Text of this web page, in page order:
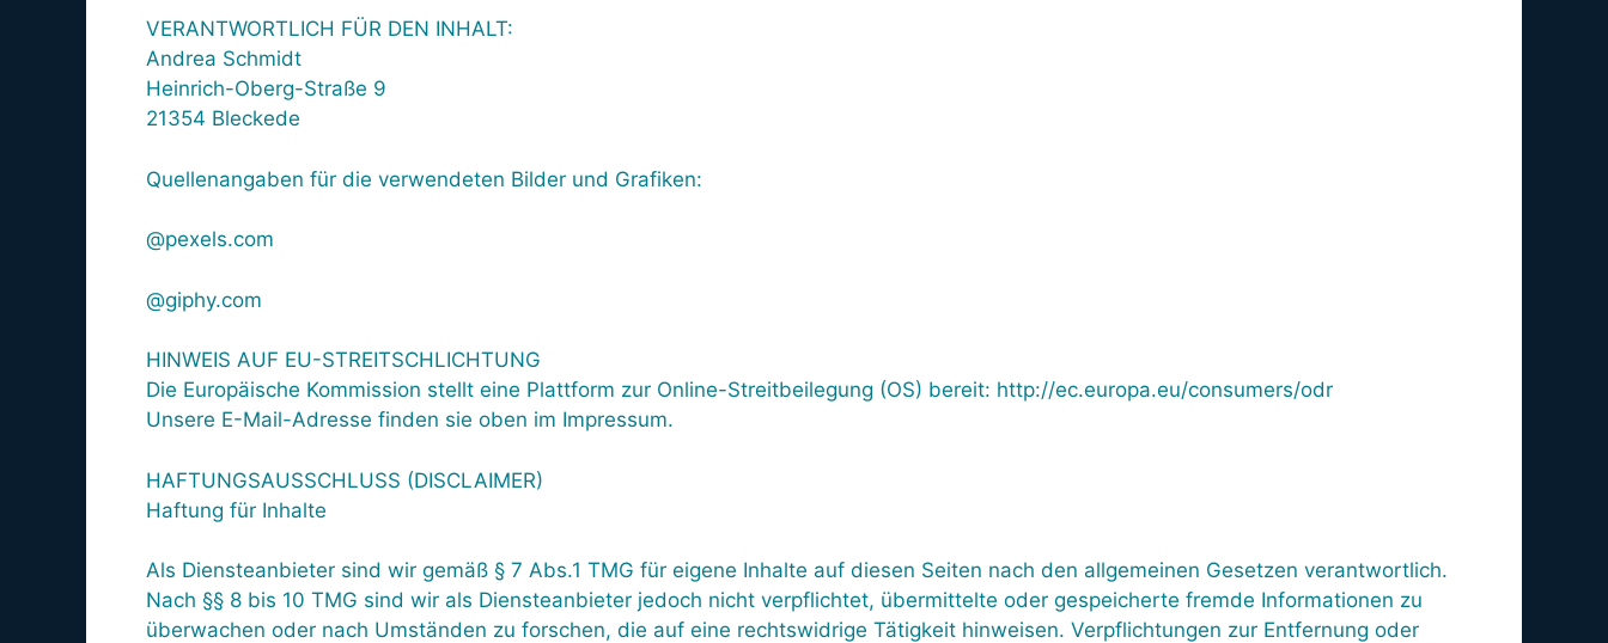
VERANTWORTLICH FÜR DEN INHALT:
Andrea Schmidt
Heinrich-Oberg-Straße 9
21354 Bleckede
Quellenangaben für die verwendeten Bilder und Grafiken:
@pexels.com
@giphy.com
HINWEIS AUF EU-STREITSCHLICHTUNG
Die Europäische Kommission stellt eine Plattform zur Online-Streitbeilegung (OS) bereit: http://ec.europa.eu/consumers/odr
Unsere E-Mail-Adresse finden sie oben im Impressum.
HAFTUNGSAUSSCHLUSS (DISCLAIMER)
Haftung für Inhalte
Als Diensteanbieter sind wir gemäß § 7 Abs.1 TMG für eigene Inhalte auf diesen Seiten nach den allgemeinen Gesetzen verantwortlich.
Nach §§ 8 bis 10 TMG sind wir als Diensteanbieter jedoch nicht verpflichtet, übermittelte oder gespeicherte fremde Informationen zu
überwachen oder nach Umständen zu forschen, die auf eine rechtswidrige Tätigkeit hinweisen. Verpflichtungen zur Entfernung oder